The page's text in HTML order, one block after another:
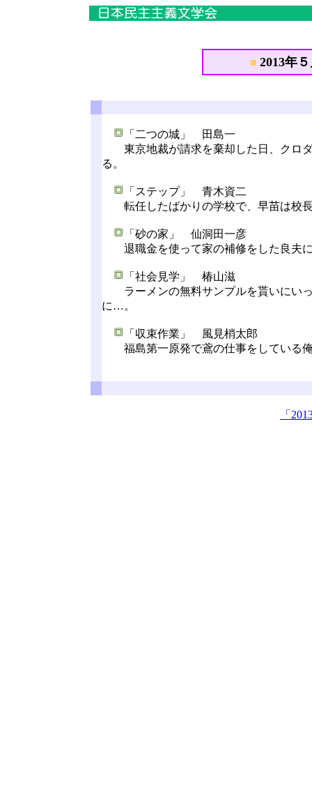
■ 2013年５
「二つの城」 田島一
東京地裁が請求を棄却した日、クロダ
る。
「ステップ」 青木資二
転任したばかりの学校で、早苗は校長
「砂の家」 仙洞田一彦
退職金を使って家の補修をした良夫に
「社会見学」 椿山滋
ラーメンの無料サンプルを貰いにいっ
に…。
「収束作業」 風見梢太郎
福島第一原発で鳶の仕事をしている俺
「